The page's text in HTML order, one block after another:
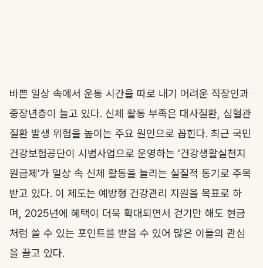
바쁜 일상 속에서 운동 시간을 따로 내기 어려운 직장인과
중장년층이 늘고 있다. 신체 활동 부족은 대사질환, 심혈관
질환 발생 위험을 높이는 주요 원인으로 꼽힌다. 최근 국민
건강보험공단이 시범사업으로 운영하는 '건강생활실천지
원금제'가 일상 속 신체 활동을 늘리는 실질적 동기로 주목
받고 있다. 이 제도는 예방형 건강관리 지원을 목표로 하
며, 2025년에 혜택이 더욱 확대되면서 걷기만 해도 현금
처럼 쓸 수 있는 포인트를 받을 수 있어 많은 이들의 관심
을 끌고 있다.